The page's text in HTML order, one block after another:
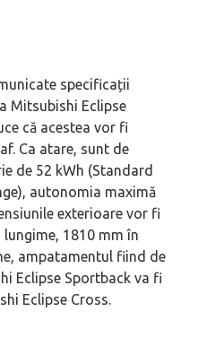
specificații
Mitsubishi Eclipse
că acestea vor fi
Ca atare, sunt de
de 52 kWh (Standard
autonomia maximă
exterioare vor fi
1810 mm în
ampatamentul fiind de
Eclipse Sportback va fi
Eclipse Cross.